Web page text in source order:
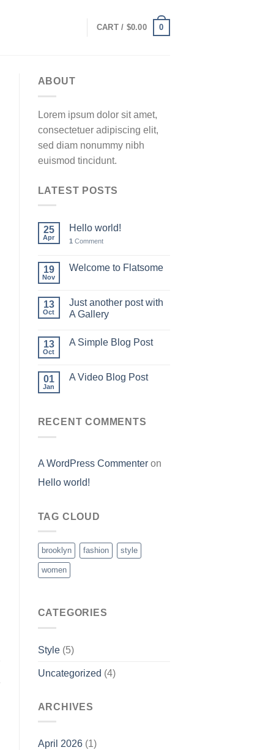
CART / $0.00 0
ABOUT
Lorem ipsum dolor sit amet,
consectetuer adipiscing elit,
sed diam nonummy nibh
euismod tincidunt.
LATEST POSTS
25
Apr
Hello world!
1 Comment
19
Nov
Welcome to Flatsome
13
Oct
Just another post with
A Gallery
13
Oct
A Simple Blog Post
01
Jan
A Video Blog Post
RECENT COMMENTS
A WordPress Commenteron
Hello world!
TAG CLOUD
brooklyn fashion style
women
CATEGORIES
Style(5)
Uncategorized (4)
ARCHIVES
April 2026(1)